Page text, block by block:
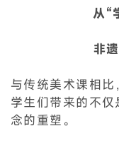
从“
非
与传统美术课相
学生们带来的不
念的重塑。